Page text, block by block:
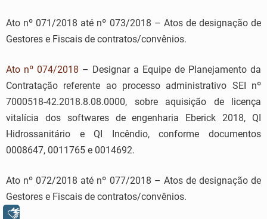
Ato nº 071/2018 até nº 073/2018 – Atos de designação de
Gestores e Fiscais de contratos/convênios.
Ato nº 074/2018 – Designar a Equipe de Planejamento da
Contratação referente ao processo administrativo SEI nº
7000518-42.2018.8.08.0000, sobre aquisição de licença
vitalícia dos softwares de engenharia Eberick 2018, QI
Hidrossanitário e QI Incêndio, conforme documentos
0008647, 0011765 e 0014692.
Ato nº 072/2018 até nº 077/2018 – Atos de designação de
Gestores e Fiscais de contratos/convênios.